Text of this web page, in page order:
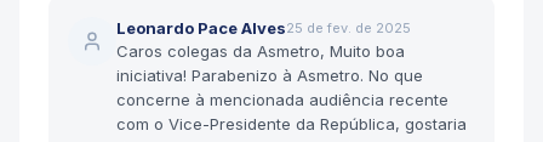
Leonardo Pace Alves25 de fev. de 2025
Caros colegas da Asmetro, Muito boa
iniciativa! Parabenizo à Asmetro. No que
concerne à mencionada audiência recente
com o Vice-Presidente da República, gostaria